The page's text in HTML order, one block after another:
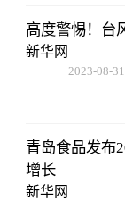
高度警惕！台
新华网
2023-08-31
青岛食品发布
增长
新华网